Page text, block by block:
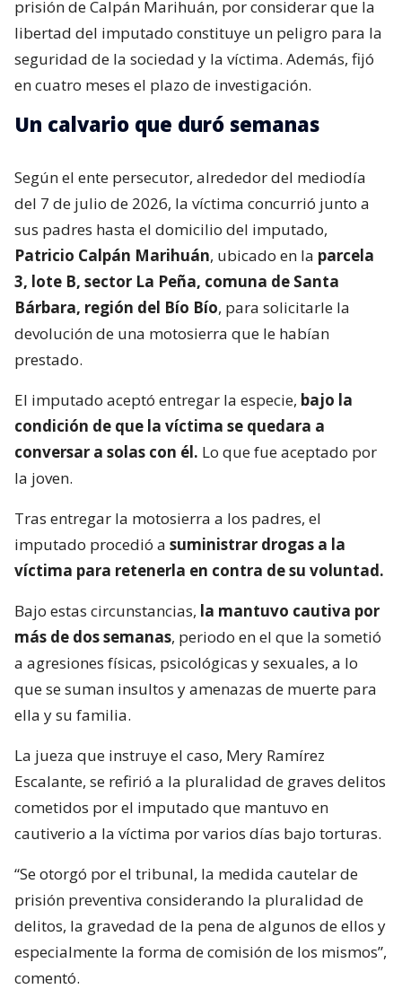
prisión de Calpán Marihuán, por considerar que la
libertad del imputado constituye un peligro para la
seguridad de la sociedad y la víctima. Además, fijó
en cuatro meses el plazo de investigación.
Un calvario que duró semanas
Según el ente persecutor, alrededor del mediodía
del 7 de julio de 2026, la víctima concurrió junto a
sus padres hasta el domicilio del imputado,
Patricio Calpán Marihuán, ubicado en la parcela
3, lote B, sector La Peña, comuna de Santa
Bárbara, región del Bío Bío, para solicitarle la
devolución de una motosierra que le habían
prestado.
El imputado aceptó entregar la especie, bajo la
condición de que la víctima se quedara a
conversar a solas con él. Lo que fue aceptado por
la joven.
Tras entregar la motosierra a los padres, el
imputado procedió a suministrar drogas a la
víctima para retenerla en contra de su voluntad.
Bajo estas circunstancias, la mantuvo cautiva por
más de dos semanas, periodo en el que la sometió
a agresiones físicas, psicológicas y sexuales, a lo
que se suman insultos y amenazas de muerte para
ella y su familia.
La jueza que instruye el caso, Mery Ramírez
Escalante, se refirió a la pluralidad de graves delitos
cometidos por el imputado que mantuvo en
cautiverio a la víctima por varios días bajo torturas.
“Se otorgó por el tribunal, la medida cautelar de
prisión preventiva considerando la pluralidad de
delitos, la gravedad de la pena de algunos de ellos y
especialmente la forma de comisión de los mismos”,
comentó.